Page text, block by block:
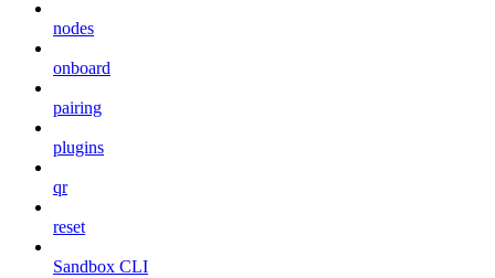
nodes
onboard
pairing
plugins
qr
reset
Sandbox CLI